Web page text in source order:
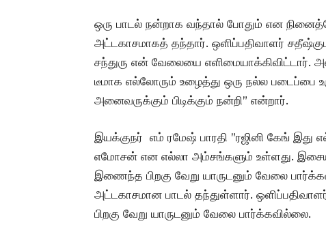
ஒரு பாடல் நன்றாக வந்தால் போதும் என
அட்டகாசமாகத் தந்தார். ஒளிப்பதிவாளர்
சந்துரு என் வேலையை
டீமாக எல்லோரும் உழைத்து ஒரு நல்ல படைப்பை
அனைவருக்கும் பிடிக்கும் நன்றி” என்றார்.
இயக்குநர் எம் ரமேஷ் பாரதி ”ரஜினி கேங் இது
எமோசன் என எல்லா அம்சங்களும் உள்ளது.
இணைந்த பிறகு வேறு யாருடனும் வேலை
அட்டகாசமான பாடல் தந்துள்ளார்.
பிறகு வேறு யாருடனும் வேலை பார்க்கவில்லை.